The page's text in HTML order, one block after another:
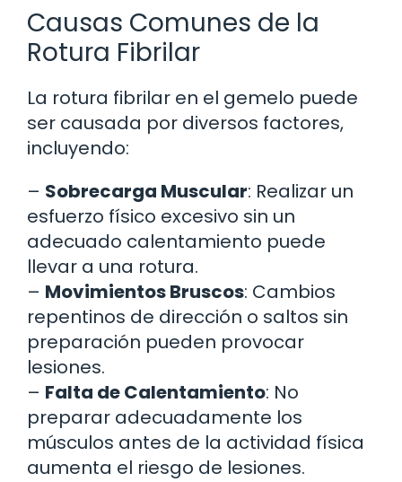
Causas Comunes de la
Rotura Fibrilar
La rotura fibrilar en el gemelo puede
ser causada por diversos factores,
incluyendo:
– Sobrecarga Muscular: Realizar un
esfuerzo físico excesivo sin un
adecuado calentamiento puede
llevar a una rotura.
– Movimientos Bruscos: Cambios
repentinos de dirección o saltos sin
preparación pueden provocar
lesiones.
– Falta de Calentamiento: No
preparar adecuadamente los
músculos antes de la actividad física
aumenta el riesgo de lesiones.